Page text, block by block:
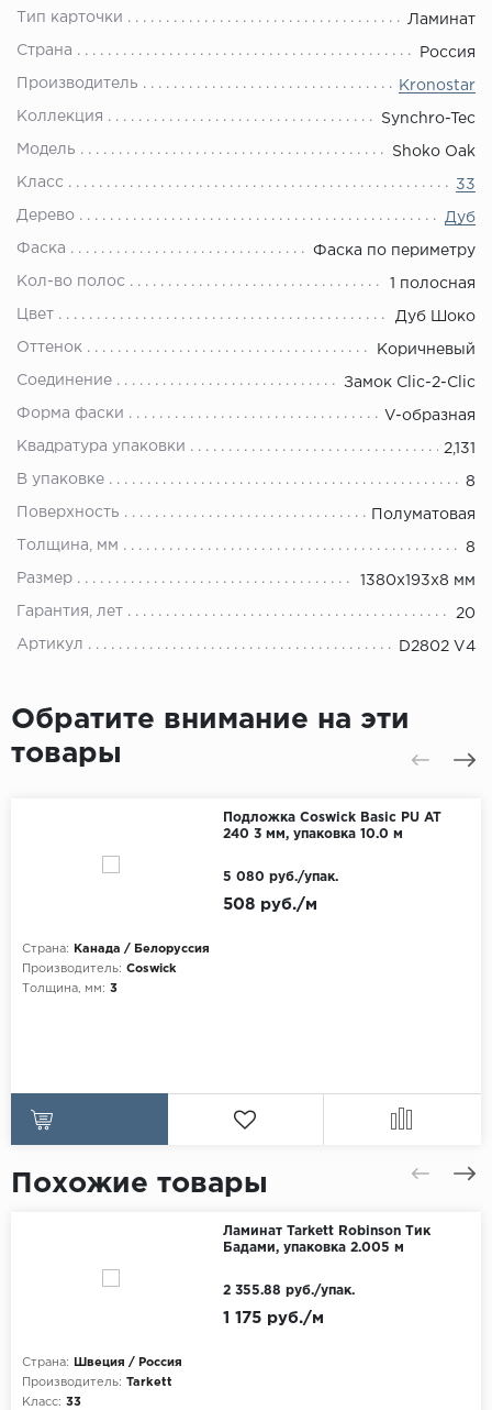
Тип карточки Ламинат
Страна Россия
Производитель Kronostar
Коллекция Synchro-Tec
Модель Shoko Oak
Класс 33
Дерево Дуб
Фаска Фаска по периметру
Кол-во полос 1 полосная
Цвет Дуб Шоко
Оттенок Коричневый
Соединение Замок Clic-2-Clic
Форма фаски V-образная
Квадратура упаковки 2,131
В упаковке 8
Поверхность Полуматовая
Толщина, мм 8
Размер 1380x193x8 мм
Гарантия, лет 20
Артикул D2802 V4
Обратите внимание на эти
товары
Подложка Coswick Basic PU AT
240 3 мм, упаковка 10.0 м
Страна:
Канада / Белоруссия
Производитель: Coswick
Толщина, мм: 3
508 руб./м
5 080 руб./упак.
Похожие товары
Ламинат Tarkett Robinson Тик
Бадами, упаковка 2.005 м
Страна:
Швеция / Россия
Производитель: Tarkett
Класс: 33
1 175 руб./м
2 355.88 руб./упак.